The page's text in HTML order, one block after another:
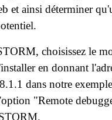
et ainsi déterminer
choisissez le
en donnant
dans notre
"Remote